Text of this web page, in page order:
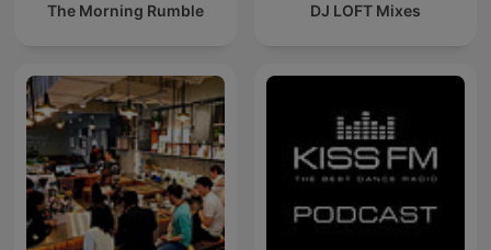
The Morning Rumble DJ LOFT Mixes